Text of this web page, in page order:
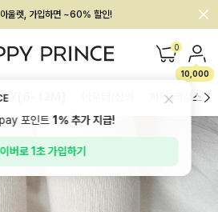
십 최대 28,000원 혜택
0
10,000
하의/레깅스
포인트1%추가 지급!
버로 1초 가입하기